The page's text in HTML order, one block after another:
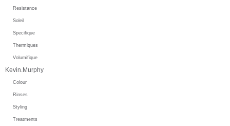
Resistance
Soleil
Specifique
Thermiques
Volumifique
Kevin.Murphy
Colour
Rinses
Styling
Treatments